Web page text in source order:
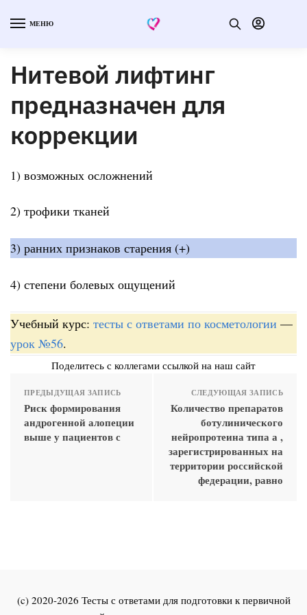
МЕНЮ
Нитевой лифтинг
предназначен для
коррекции
1) возможных осложнений
2) трофики тканей
3) ранних признаков старения (+)
4) степени болевых ощущений
Учебный курс: тесты с ответами по косметологии —
урок №56.
Поделитесь с коллегами ссылкой на наш сайт
ПРЕДЫДУЩАЯ ЗАПИСЬ
Риск формирования
андрогенной алопеции
выше у пациентов с
СЛЕДУЮЩАЯ ЗАПИСЬ
Количество препаратов
ботулинического
нейропротеина типа а ,
зарегистрированных на
территории российской
федерации, равно
(c) 2020-2026 Тесты с ответами для подготовки к первичной